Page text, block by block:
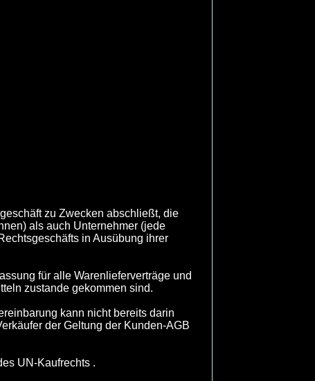
zu Zwecken abschließt, die
als auch Unternehmer (jede
in Ausübung ihrer
für alle Warenlieferverträge und
zustande gekommen sind.
kann nicht bereits darin
der Geltung der Kunden-AGB
UN-Kaufrechts .